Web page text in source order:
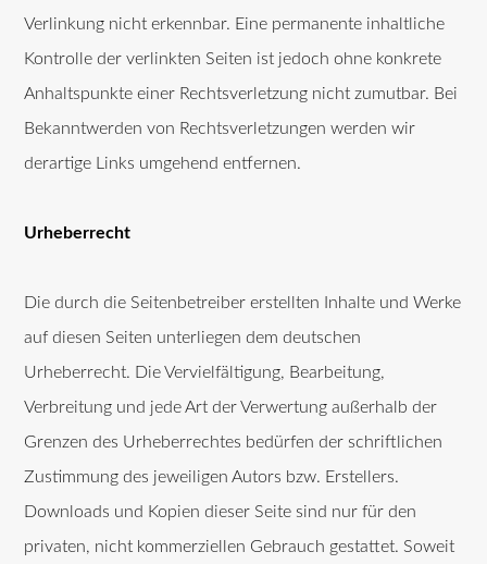
Verlinkung nicht erkennbar. Eine permanente inhaltliche
Kontrolle der verlinkten Seiten ist jedoch ohne konkrete
Anhaltspunkte einer Rechtsverletzung nicht zumutbar. Bei
Bekanntwerden von Rechtsverletzungen werden wir
derartige Links umgehend entfernen.
Urheberrecht
Die durch die Seitenbetreiber erstellten Inhalte und Werke
auf diesen Seiten unterliegen dem deutschen
Urheberrecht. Die Vervielfältigung, Bearbeitung,
Verbreitung und jede Art der Verwertung außerhalb der
Grenzen des Urheberrechtes bedürfen der schriftlichen
Zustimmung des jeweiligen Autors bzw. Erstellers.
Downloads und Kopien dieser Seite sind nur für den
privaten, nicht kommerziellen Gebrauch gestattet. Soweit